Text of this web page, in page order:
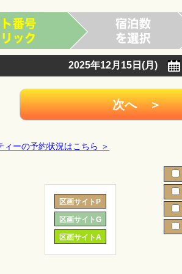
2025年12月15日(月)
ィーの予約状況はこちら ＞
区画サイトP
区画サイトG
区画サイトA